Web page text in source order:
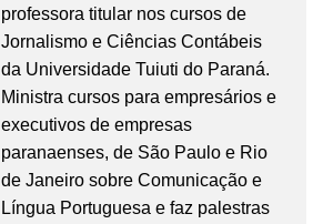
professora titular nos cursos de
Jornalismo e Ciências Contábeis
da Universidade Tuiuti do Paraná.
Ministra cursos para empresários e
executivos de empresas
paranaenses, de São Paulo e Rio
de Janeiro sobre Comunicação e
Língua Portuguesa e faz palestras